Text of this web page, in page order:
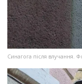
Синагога після влучання.